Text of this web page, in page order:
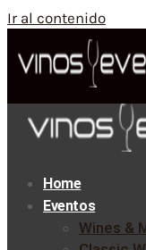
Ir al contenido
Home
Eventos
Wines &